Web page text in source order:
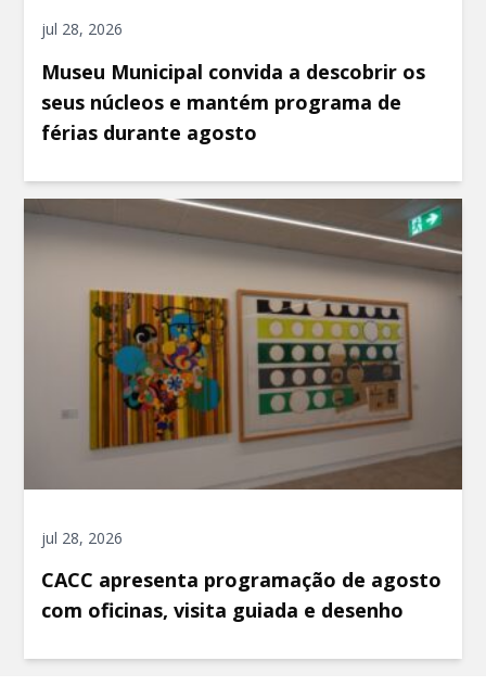
jul 28, 2026
Museu Municipal convida a descobrir os
seus núcleos e mantém programa de
férias durante agosto
jul 28, 2026
CACC apresenta programação de agosto
com oficinas, visita guiada e desenho